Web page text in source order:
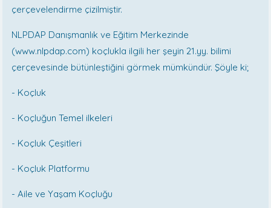
çerçevelendirme çizilmiştir.
NLPDAP Danışmanlık ve Eğitim Merkezinde
(www.nlpdap.com) koçlukla ilgili her şeyin 21.yy. bilimi
çerçevesinde bütünleştiğini görmek mümkündür. Şöyle ki;
- Koçluk
- Koçluğun Temel ilkeleri
- Koçluk Çeşitleri
- Koçluk Platformu
- Aile ve Yaşam Koçluğu